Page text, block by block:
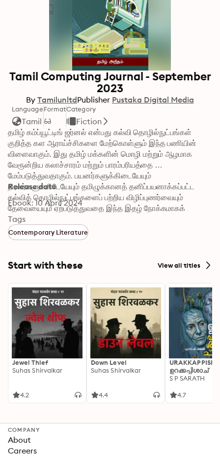
Tamil Computing Journal - September
2023
By TamilunltdPublisher Pustaka Digital Media
Language
Tamil
FormatCategory
Fiction
தமிழ் கம்ப்யூட்டிங் ஜர்னல் என்பது கல்வி தொழில்நுட்பங்கள்
குறித்த கள ஆராய்ச்சிகளை மேற்கொள்ளும் இந்த பணியின்
விளைவாகும். இது தமிழ் மக்களின் மொழி மற்றும் ஆழமாக
வேரூன்றிய கலாச்சாரம் மற்றும் பாரம்பரியத்தை
மேம்படுத்துவதாகும். பயனர்களுக்கிடையேயும்
நிரலர்களுக்கிடேயேயும் தமிழுக்கானத் தனிப்பயனாக்கப்பட்ட
கல்வித் தொழில்நுட்பங்களைப் பற்றிய விழிப்புணர்வையும்
தேவையையும் ஏற்படுத்துவதை இந்த இதழ் நோக்கமாகக்
கொண்டுள்ளது
கல்வியியல் மாநாட்டுக் கஓவை என்னும் தமிழ்க் கணினி
ஆராய்ச்சி இதழ் தமிழ் கம்ப்யூட்டிங் ஜர்னல் என்று பெயர் மாற்றம்
இதழ்களில் முதல் இதழாகும்.
Release date
Ebook: 10 April 2024
Tags
Contemporary Literature
Start with these View all titles
Jewel Thief
Suhas Shirvalkar
4.2
Down Level
Suhas Shirvalkar
4.4
ഉറക്കപ്പിശാച്
S P SARATH
4.7
COMPANY
About
Careers